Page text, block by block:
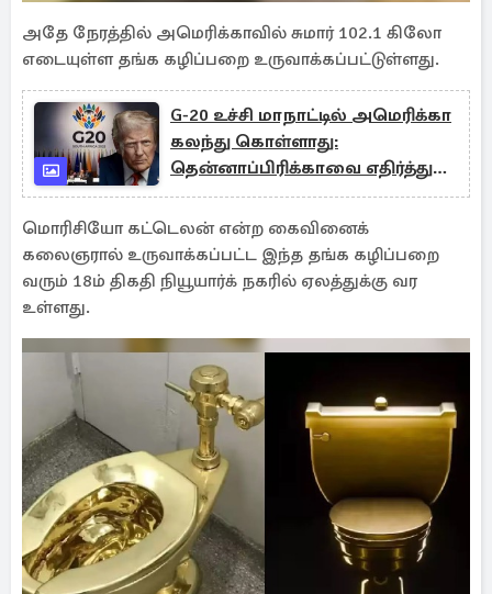
அதே நேரத்தில் அமெரிக்காவில் சுமார் 102.1 கிலோ
எடையுள்ள தங்க கழிப்பறை உருவாக்கப்பட்டுள்ளது.
G-20 உச்சி மாநாட்டில் அமெரிக்கா
கலந்து கொள்ளாது:
தென்னாப்பிரிக்காவை எதிர்த்து
டிரம்ப் சபதம்
மொரிசியோ கட்டெலன் என்ற கைவினைக்
கலைஞரால் உருவாக்கப்பட்ட இந்த தங்க கழிப்பறை
வரும் 18ம் திகதி நியூயார்க் நகரில் ஏலத்துக்கு வர
உள்ளது.